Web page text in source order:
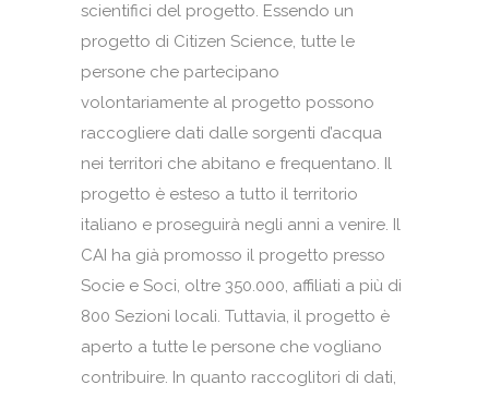
scientifici del progetto. Essendo un
progetto di Citizen Science, tutte le
persone che partecipano
volontariamente al progetto possono
raccogliere dati dalle sorgenti d’acqua
nei territori che abitano e frequentano. Il
progetto è esteso a tutto il territorio
italiano e proseguirà negli anni a venire. Il
CAI ha già promosso il progetto presso
Socie e Soci, oltre 350.000, affiliati a più di
800 Sezioni locali. Tuttavia, il progetto è
aperto a tutte le persone che vogliano
contribuire. In quanto raccoglitori di dati,